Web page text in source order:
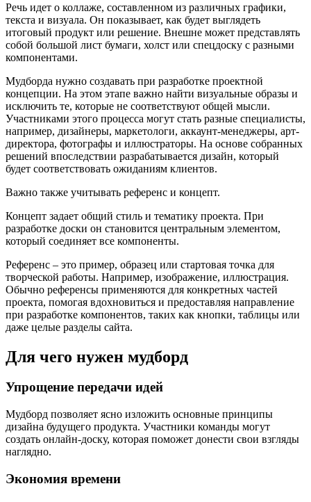
Речь идет о коллаже, составленном из различных графики,
текста и визуала. Он показывает, как будет выглядеть
итоговый продукт или решение. Внешне может представлять
собой большой лист бумаги, холст или спецдоску с разными
компонентами.
Мудборда нужно создавать при разработке проектной
концепции. На этом этапе важно найти визуальные образы и
исключить те, которые не соответствуют общей мысли.
Участниками этого процесса могут стать разные специалисты,
например, дизайнеры, маркетологи, аккаунт-менеджеры, арт-
директора, фотографы и иллюстраторы. На основе собранных
решений впоследствии разрабатывается дизайн, который
будет соответствовать ожиданиям клиентов.
Важно также учитывать референс и концепт.
Концепт задает общий стиль и тематику проекта. При
разработке доски он становится центральным элементом,
который соединяет все компоненты.
Референс – это пример, образец или стартовая точка для
творческой работы. Например, изображение, иллюстрация.
Обычно референсы применяются для конкретных частей
проекта, помогая вдохновиться и предоставляя направление
при разработке компонентов, таких как кнопки, таблицы или
даже целые разделы сайта.
Для чего нужен мудборд
Упрощение передачи идей
Мудборд позволяет ясно изложить основные принципы
дизайна будущего продукта. Участники команды могут
создать онлайн-доску, которая поможет донести свои взгляды
наглядно.
Экономия времени